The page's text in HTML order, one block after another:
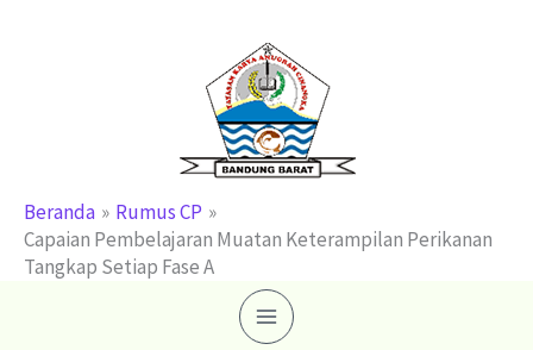
Beranda
Rumus CP
Capaian Pembelajaran Muatan Keterampilan Perikanan
Tangkap Setiap Fase A